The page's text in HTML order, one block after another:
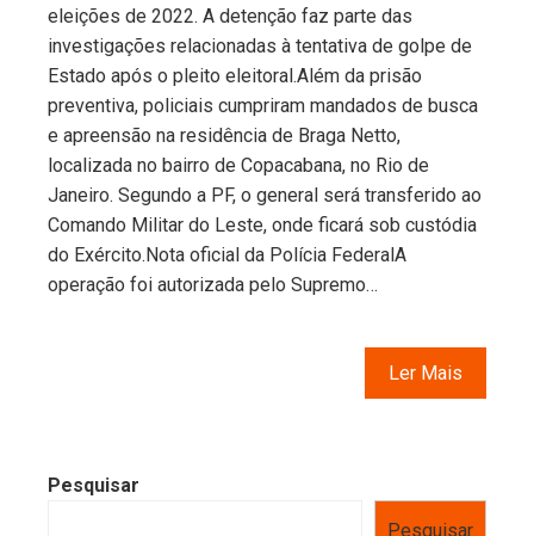
eleições de 2022. A detenção faz parte das
investigações relacionadas à tentativa de golpe de
Estado após o pleito eleitoral.Além da prisão
preventiva, policiais cumpriram mandados de busca
e apreensão na residência de Braga Netto,
localizada no bairro de Copacabana, no Rio de
Janeiro. Segundo a PF, o general será transferido ao
Comando Militar do Leste, onde ficará sob custódia
do Exército.Nota oficial da Polícia FederalA
operação foi autorizada pelo Supremo…
Ler Mais
Pesquisar
Pesquisar